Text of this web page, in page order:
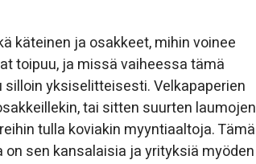
käteinen ja osakkeet, mihin voinee
toipuu, ja missä vaiheessa tämä
yksiselitteisesti. Velkapaperien
tai sitten suurten laumojen
tulla koviakin myyntiaaltoja. Tämä
sen kansalaisia ja yrityksiä myöden